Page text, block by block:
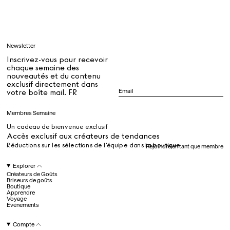
Dr Stolberg's Daily Habits to Support Your Inner Health
Newsletter
Inscrivez-vous pour recevoir
chaque semaine des
nouveautés et du contenu
exclusif directement dans
votre boîte mail. FR
Membres Semaine
Accès exclusif aux créateurs de tendances
Réductions sur les sélections de l’équipe dans la boutique
Un cadeau de bienvenue exclusif
Rejoindre en tant que membre
Explorer
Créateurs de Goûts
Briseurs de goûts
Boutique
Apprendre
Voyage
Événements
Compte